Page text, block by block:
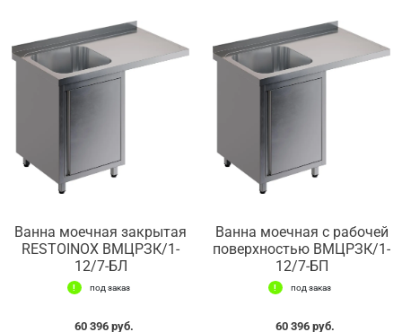
Ванна моечная закрытая
RESTOINOX ВМЦРЗК/1-
12/7-БЛ
под заказ
60 396 руб.
Ванна моечная с рабочей
поверхностью ВМЦРЗК/1-
12/7-БП
под заказ
60 396 руб.